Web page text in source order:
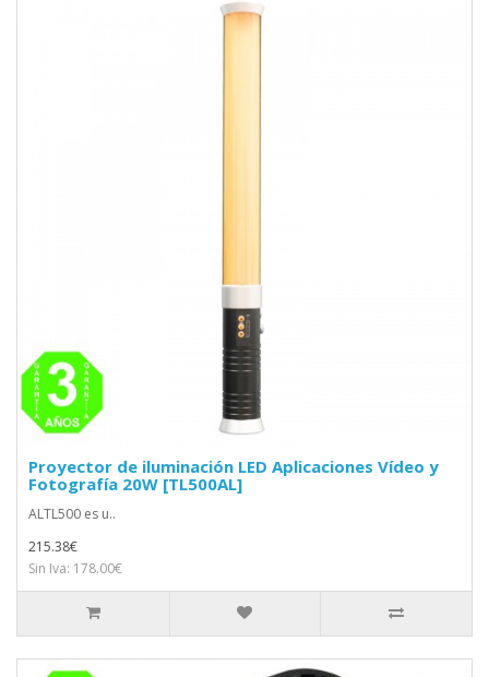
Proyector de iluminación LED Aplicaciones Vídeo y
Fotografía 20W [TL500AL]
ALTL500 es u..
215.38€
Sin Iva: 178.00€